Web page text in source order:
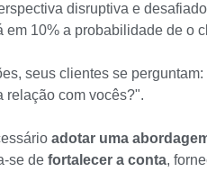
disruptiva e
em 10% a probabilidade de o
seus clientes se
relação com vocês?".
adotar uma
se de fortalecer a conta,